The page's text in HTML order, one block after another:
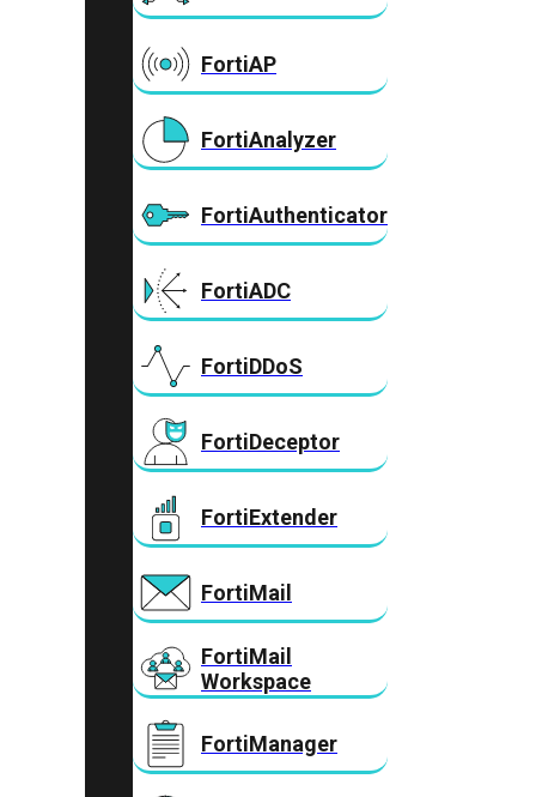
FortiAP
FortiAnalyzer
FortiAuthenticator
FortiADC
FortiDDoS
FortiDeceptor
FortiExtender
FortiMail
FortiMail
Workspace
FortiManager